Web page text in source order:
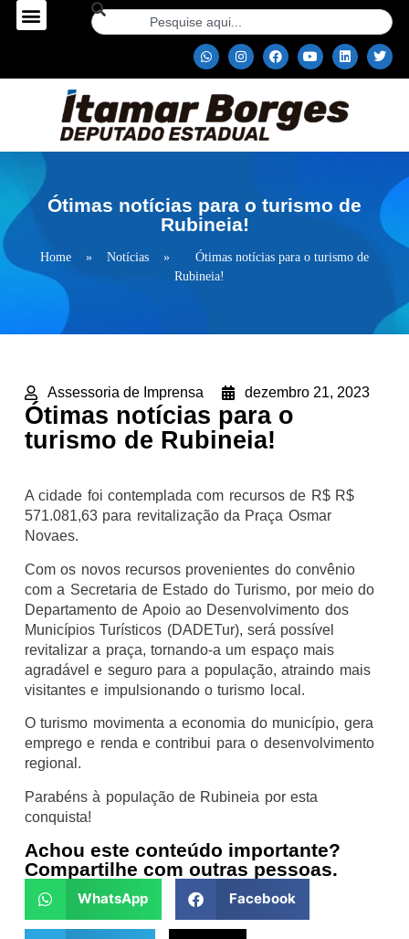
Ótimas notícias para o turismo de
Rubineia!
Home » Notícias »
Ótimas notícias para o turismo de
Rubineia!
Assessoria de Imprensa dezembro 21, 2023
Ótimas notícias para o
turismo de Rubineia!
A cidade foi contemplada com recursos de R$ R$
571.081,63 para revitalização da Praça Osmar
Novaes.
Com os novos recursos provenientes do convênio
com a Secretaria de Estado do Turismo, por meio do
Departamento de Apoio ao Desenvolvimento dos
Municípios Turísticos (DADETur), será possível
revitalizar a praça, tornando-a um espaço mais
agradável e seguro para a população, atraindo mais
visitantes e impulsionando o turismo local.
O turismo movimenta a economia do município, gera
emprego e renda e contribui para o desenvolvimento
regional.
Parabéns à população de Rubineia por esta
conquista!
Achou este conteúdo importante?
Compartilhe com outras pessoas.
WhatsApp Facebook